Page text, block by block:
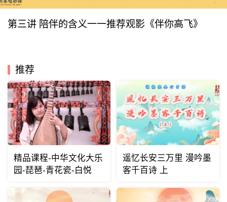
第三讲 陪伴的含义一一推荐观影《伴你高飞》
推荐
精品课程-中华文化大乐
园-琵琶-青花瓷-白悦
遥忆长安三万里 漫吟墨
客千百诗 上